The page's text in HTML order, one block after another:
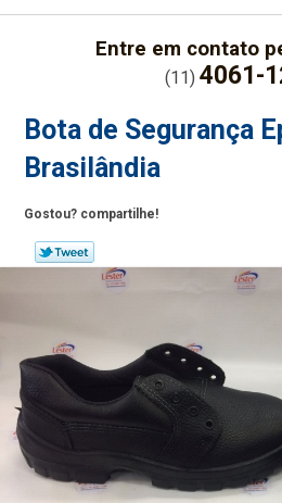
Entre em contato
(11) 4061-
Bota de Segurança
Brasilândia
Gostou? compartilhe!